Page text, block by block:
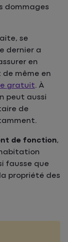
dommages
se
dernier a
en
de même en
gratuit. À
peut aussi
de
de fonction,
fausse que
propriété des